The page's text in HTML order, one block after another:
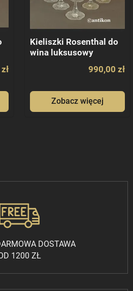
Kieliszki Rosenthal do
wina luksusowy
990,00 zł
Zobacz więcej
DOSTAWA
1200 ZŁ